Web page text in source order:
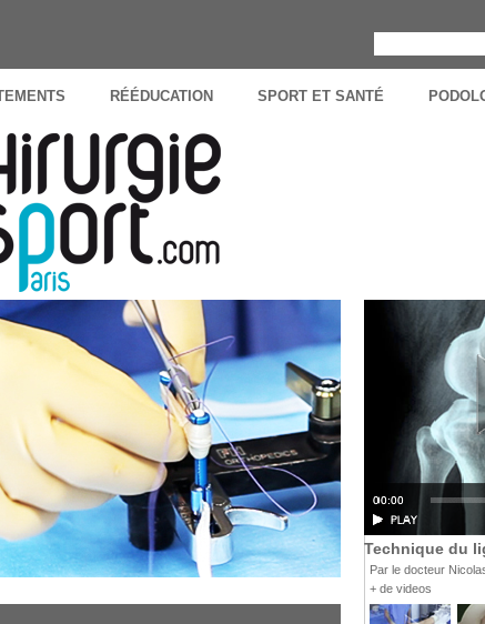
RÉÉDUCATION SPORT ET SANTÉ
Technique du
Par le docteur
+ de videos